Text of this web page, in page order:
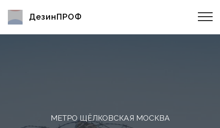
ДезинПРОФ
МЕТРО ЩЁЛКОВСКАЯ МОСКВА